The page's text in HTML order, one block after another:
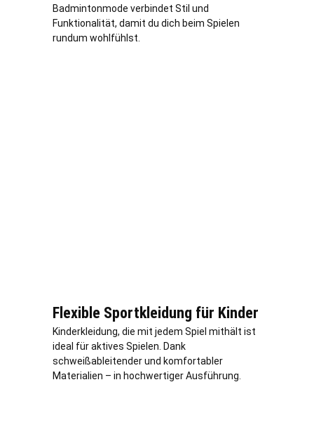
Badmintonmode verbindet Stil und
Funktionalität, damit du dich beim Spielen
rundum wohlfühlst.
Flexible Sportkleidung für Kinder
Kinderkleidung, die mit jedem Spiel mithält ist
ideal für aktives Spielen. Dank
schweißableitender und komfortabler
Materialien – in hochwertiger Ausführung.